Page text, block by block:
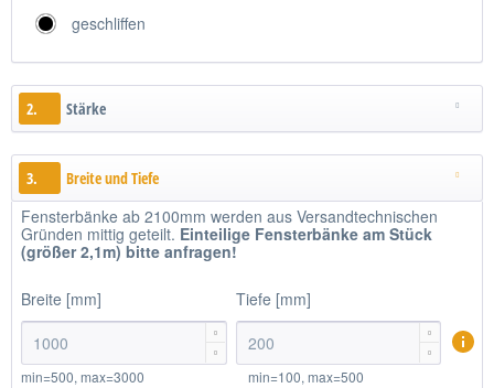
geschliffen
2. Stärke
3. Breite und Tiefe
Fensterbänke ab 2100mm werden aus Versandtechnischen
Gründen mittig geteilt. Einteilige Fensterbänke am Stück
(größer 2,1m) bitte anfragen!
Breite [mm]


Tiefe [mm]


min=500, max=3000 min=100, max=500